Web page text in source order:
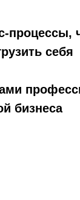
бизнеса
процессы,
себя